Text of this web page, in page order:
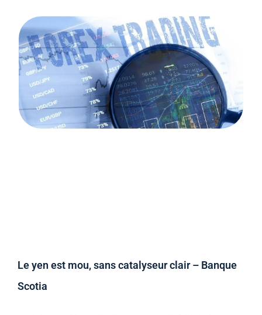
Le yen est mou, sans catalyseur clair – Banque
Scotia